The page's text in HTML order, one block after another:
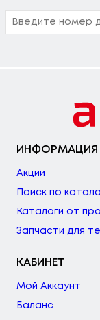
ИНФОРМАЦИЯ
Акции
Поиск по
Каталоги от
Запчасти для
КАБИНЕТ
Мой Аккаунт
Баланс